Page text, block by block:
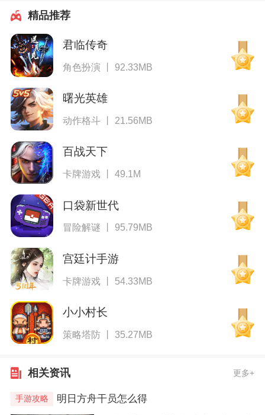
精品推荐
君临传奇
角色扮演 丨 92.33MB
曙光英雄
动作格斗 丨 21.56MB
百战天下
卡牌游戏 丨 49.1M
口袋新世代
冒险解谜 丨 95.79MB
宫廷计手游
卡牌游戏 丨 54.33MB
小小村长
策略塔防 丨 35.27MB
相关资讯 更多+
手游攻略 明日方舟干员怎么得